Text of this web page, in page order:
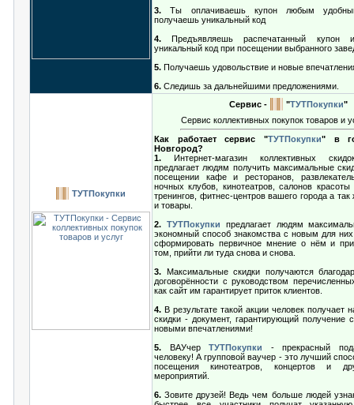
3. Ты оплачиваешь купон любым
получаешь уникальный код
4. Предъявляешь распечатанный купон
уникальный код при посещении выбранного
5. Получаешь удовольствие и новые
6. Следишь за дальнейшими предложениями.
ТУТПокупки
Сервис - "ТУТПокупки"
Сервис коллективных покупок товаров и
Как работает сервис "ТУТПокупки" в
Новгород?
1. Интернет-магазин коллективных
предлагает людям получить максимальные
посещении кафе и ресторанов,
ночных клубов, кинотеатров, салонов
тренингов, фитнес-центров вашего города а так
и товары.
2. ТУТПокупки предлагает людям
экономный способ знакомства с новым для
сформировать первичное мнение о нём и
том, прийти ли туда снова и снова.
3. Максимальные скидки получаются
договорённости с руководством
как сайт им гарантирует приток клиентов.
4. В результате такой акции человек получает
скидки - документ, гарантирующий получение
новыми впечатлениями!
5. ВАУчер ТУТПокупки - прекрасный
человеку! А групповой ваучер - это лучший
посещения кинотеатров, концертов и
мероприятий.
6. Зовите друзей! Ведь чем больше людей